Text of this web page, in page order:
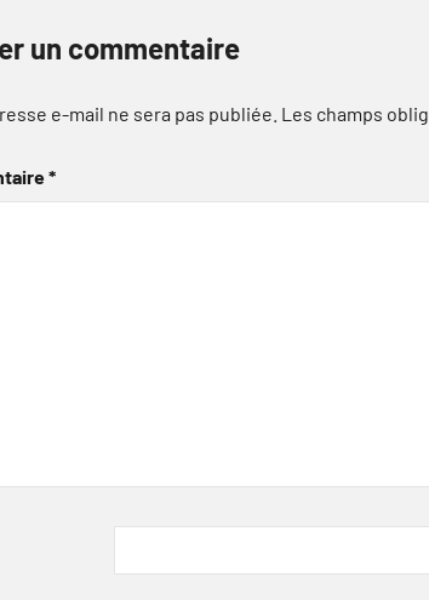
un commentaire
e-mail ne sera pas publiée. Les champs
*